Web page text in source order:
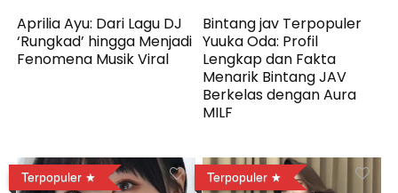
Aprilia Ayu: Dari Lagu DJ
‘Rungkad’ hingga Menjadi
Fenomena Musik Viral
Bintang jav Terpopuler
Yuuka Oda: Profil
Lengkap dan Fakta
Menarik Bintang JAV
Berkelas dengan Aura
MILF
Terpopuler Terpopuler